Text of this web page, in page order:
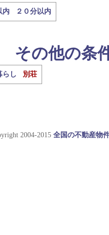
内 ２０分以内
その他の条
らし 別荘
2004-2015 全国の不動産物